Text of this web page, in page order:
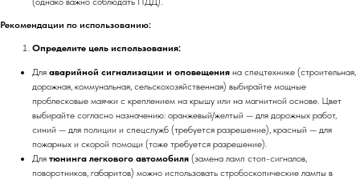
Рекомендации по использованию:
Определите цель использования:
Для аварийной сигнализации и оповещения на спецтехнике (строительная,
дорожная, коммунальная, сельскохозяйственная) выбирайте мощные
проблесковые маячки с креплением на крышу или на магнитной основе. Цвет
выбирайте согласно назначению: оранжевый/желтый — для дорожных работ,
синий — для полиции и спецслужб (требуется разрешение), красный — для
пожарных и скорой помощи (тоже требуется разрешение).
Для тюнинга легкового автомобиля (замена ламп стоп-сигналов,
поворотников, габаритов) можно использовать стробоскопические лампы в